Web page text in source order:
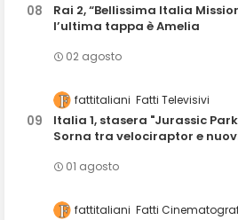
Rai 2, “Bellissima Italia
l’ultima tappa è Amelia
02 agosto
fattitaliani Fatti Televisivi
Italia 1, stasera "Jurassic
Sorna tra velociraptor e
01 agosto
fattitaliani Fatti